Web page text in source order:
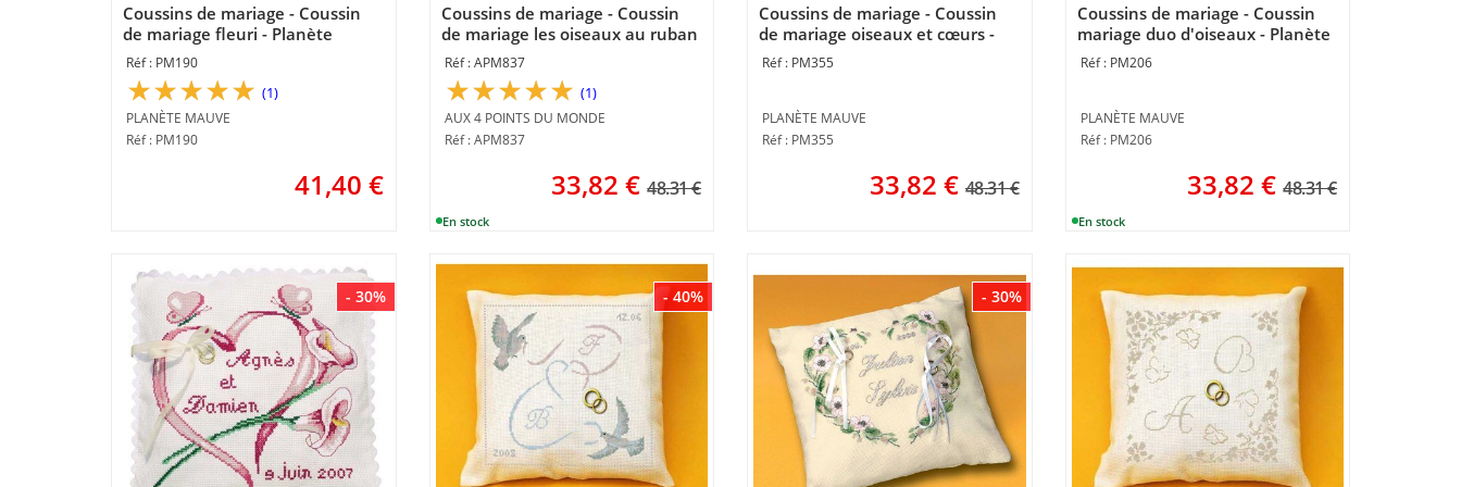
Coussins de mariage - Coussin
de mariage fleuri - Planète
mauvePM190
(1)
PLANÈTE MAUVE
Réf : PM190
41,40 €
Coussins de mariage - Coussin
de mariage les oiseaux au ruban
- Aux 4 points du monde
APM837
(1)
AUX 4 POINTS DU MONDE
Réf : APM837
33,82 € 48.31 €
Coussins de mariage - Coussin
de mariage oiseaux et cœurs -
Planète mauve
PM355
PLANÈTE MAUVE
Réf : PM355
33,82 € 48.31 €
Coussins de mariage - Coussin
mariage duo d'oiseaux - Planète
mauvePM206
PLANÈTE MAUVE
Réf : PM206
33,82 € 48.31 €
- 30% - 40% - 30%